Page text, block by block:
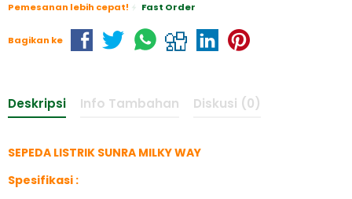
Pemesanan lebih cepat! Fast Order
Bagikan ke
Deskripsi Info Tambahan Diskusi (0)
SEPEDA LISTRIK SUNRA MILKY WAY
Spesifikasi :